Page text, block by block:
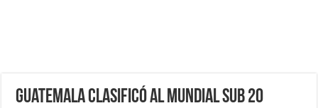
Guatemala clasificó al Mundial Sub 20